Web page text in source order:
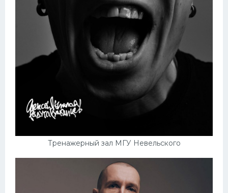
Тренажерный зал МГУ Невельского